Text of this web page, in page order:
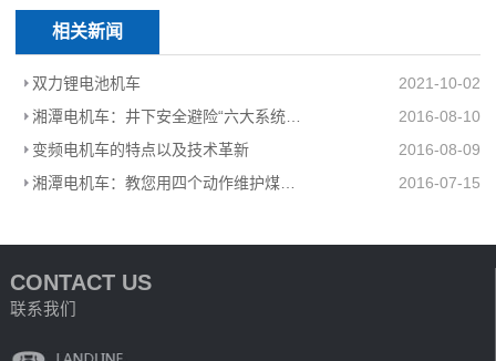
相关新闻
双力锂电池机车
2021-10-02
湘潭电机车：井下安全避险“六大系统”建设完善
2016-08-10
变频电机车的特点以及技术革新
2016-08-09
湘潭电机车：教您用四个动作维护煤矿电机车的电动机
2016-07-15
CONTACT US
联系我们